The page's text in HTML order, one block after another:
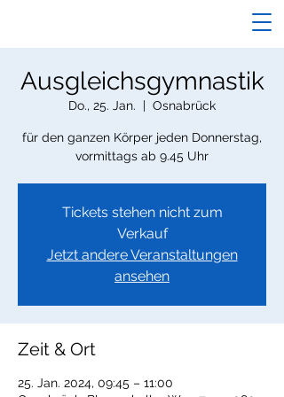
Ausgleichsgymnastik
Do., 25. Jan.
  |
Osnabrück
für den ganzen Körper jeden Donnerstag,
vormittags ab 9.45 Uhr
Tickets stehen nicht zum
Verkauf
Jetzt andere Veranstaltungen
ansehen
Zeit & Ort
25. Jan. 2024, 09:45 – 11:00